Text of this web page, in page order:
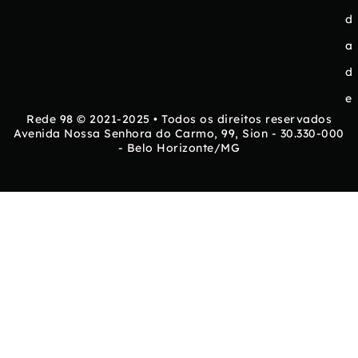
d
a
d
e
Rede 98 © 2021-2025 • Todos os direitos reservados
Avenida Nossa Senhora do Carmo, 99, Sion - 30.330-000
- Belo Horizonte/MG